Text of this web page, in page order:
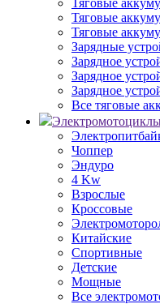
Тяговые
Тяговые
Тяговые
Зарядные
Зарядное
Зарядное
Зарядное
Все тяговые
Чоппер
Эндуро
4 Kw
Взрослые
Кроссовые
Китайские
Спортивные
Детские
Мощные
Все